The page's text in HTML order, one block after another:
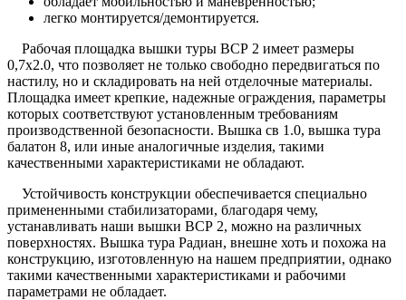
легко монтируется/демонтируется.
Рабочая площадка вышки туры ВСР 2 имеет размеры
0,7х2.0, что позволяет не только свободно передвигаться по
настилу, но и складировать на ней отделочные материалы.
Площадка имеет крепкие, надежные ограждения, параметры
которых соответствуют установленным требованиям
производственной безопасности. Вышка св 1.0, вышка тура
балатон 8, или иные аналогичные изделия, такими
качественными характеристиками не обладают.
Устойчивость конструкции обеспечивается специально
примененными стабилизаторами, благодаря чему,
устанавливать наши вышки ВСР 2, можно на различных
поверхностях. Вышка тура Радиан, внешне хоть и похожа на
конструкцию, изготовленную на нашем предприятии, однако
такими качественными характеристиками и рабочими
параметрами не обладает.